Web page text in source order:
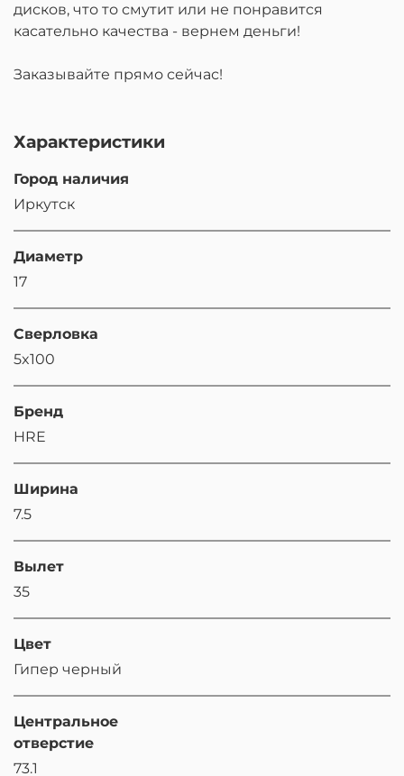
дисков, что то смутит или не понравится
касательно качества - вернем деньги!
Заказывайте прямо сейчас!
Характеристики
Город наличия
Иркутск
Диаметр
17
Сверловка
5x100
Бренд
HRE
Ширина
7.5
Вылет
35
Цвет
Гипер черный
Центральное
отверстие
73.1